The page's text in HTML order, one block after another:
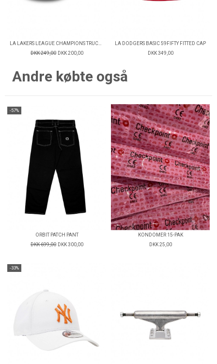
DKK 249,00 DKK 200,00
LA DODGERS BASIC 59FIFTY FITTED CAP
DKK 349,00
Andre købte også
-57%
ORBIT PATCH PANT
DKK 699,00 DKK 300,00
KONDOMER 15-PAK
DKK 25,00
-33%